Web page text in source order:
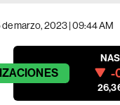
de marzo, 2023 | 09:44 AM
-